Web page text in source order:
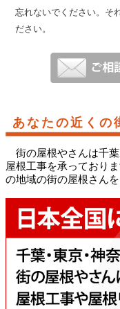
忘れないでください。そ
ださい。
あなたの近くの
街の屋根やさんは千
屋根工事を承っており
の地域の街の屋根さんを